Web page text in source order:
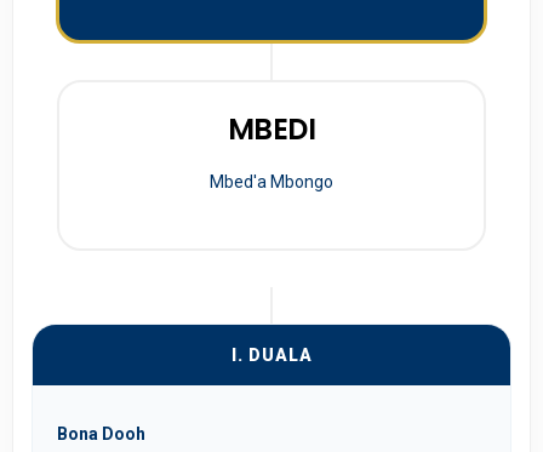
MBEDI
Mbed'a Mbongo
I. DUALA
Bona Dooh